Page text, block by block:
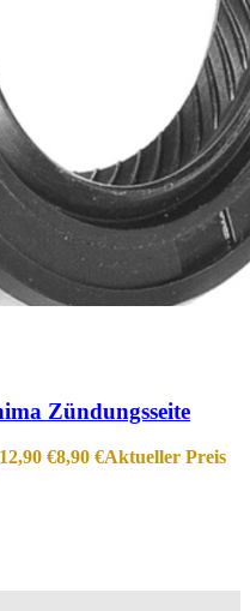
Zündungsseite
€8,90 €Aktueller Preis